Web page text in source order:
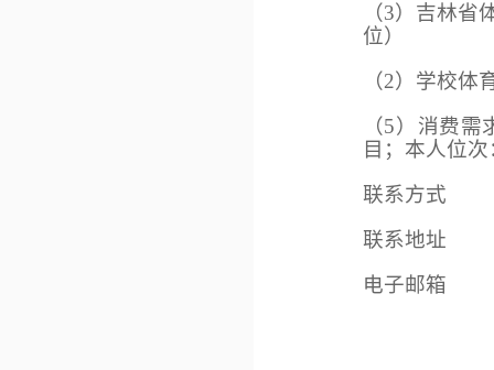
（3）吉林省
位）
（2） 学校体
（5）消费
目 ； 本人位次
联系方式
联系地址
电子邮箱